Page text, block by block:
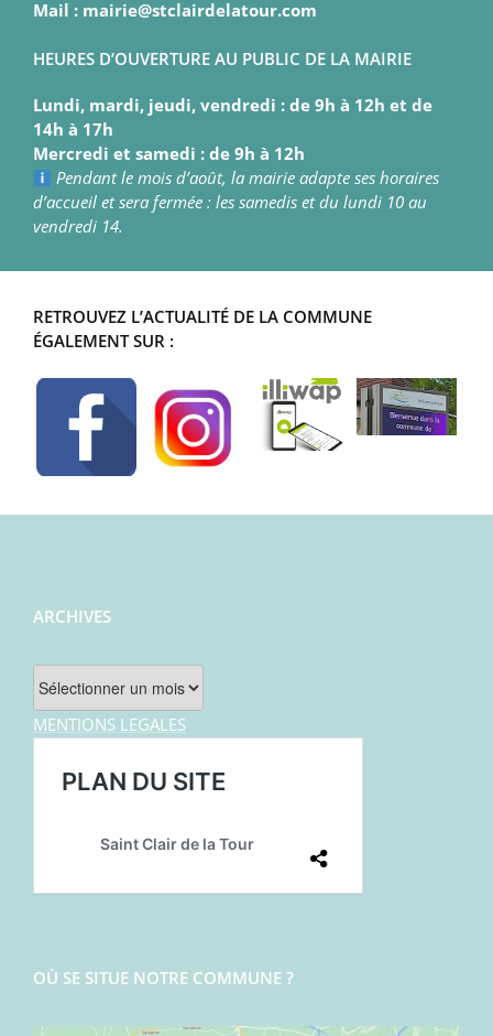
Mail : mairie@stclairdelatour.com
HEURES D’OUVERTURE AU PUBLIC DE LA MAIRIE
Lundi, mardi, jeudi, vendredi : de 9h à 12h et de
14h à 17h
Mercredi et samedi : de 9h à 12h
Pendant le mois d’août, la mairie adapte ses horaires
d’accueil et sera fermée : les samedis et du lundi 10 au
vendredi 14.
RETROUVEZ L’ACTUALITÉ DE LA COMMUNE
ÉGALEMENT SUR :
ARCHIVES
Archives
MENTIONS LEGALES
OÙ SE SITUE NOTRE COMMUNE ?